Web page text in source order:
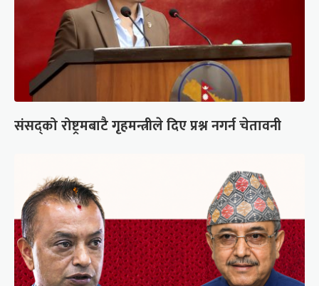
संसद्को रोष्ट्रमबाटै गृहमन्त्रीले दिए प्रश्न नगर्न चेतावनी